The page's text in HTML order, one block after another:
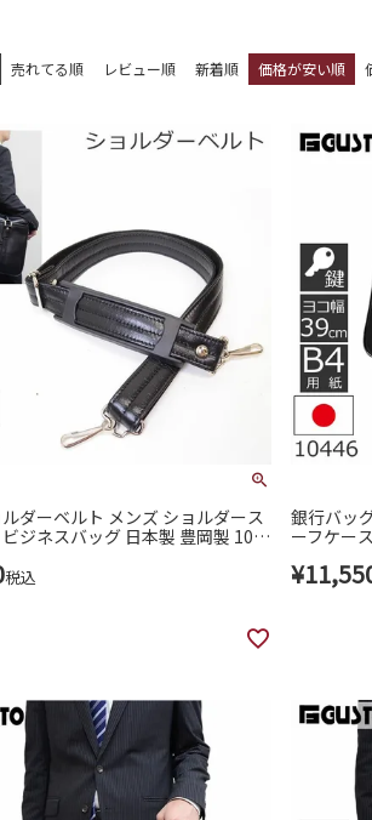
売れてる順 レビュー順 新着順 価格が安い順
ダーベルト メンズ ショルダース
ビジネスバッグ 日本製 豊岡製 104
税込
銀行バッ
ーフケー
¥